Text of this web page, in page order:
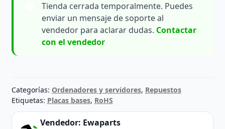
Tienda cerrada temporalmente. Puedes
enviar un mensaje de soporte al
vendedor para aclarar dudas. Contactar
con el vendedor
Categorías: Ordenadores y servidores, Repuestos
Etiquetas: Placas bases, RoHS
Vendedor: Ewaparts